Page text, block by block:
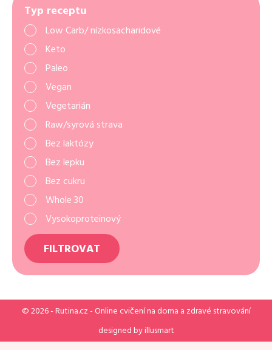
Typ receptu
Low Carb/ nízkosacharidové
Keto
Paleo
Vegan
Vegetarián
Raw/syrová strava
Bez laktózy
Bez lepku
Bez cukru
Whole 30
Vysokoproteinový
FILTROVAT
© 2026 - Rutina.cz- Online cvičení na doma a zdravé stravování
designed byillusmart